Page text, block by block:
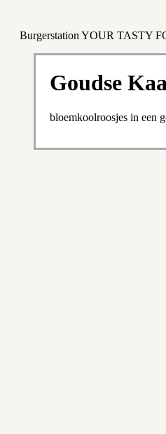
Burgerstation YOUR TASTY
Goudse
bloemkoolroosjes in een